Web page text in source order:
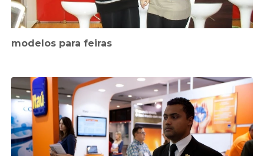
modelos para feiras